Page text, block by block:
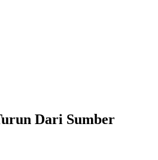
Dari Sumber